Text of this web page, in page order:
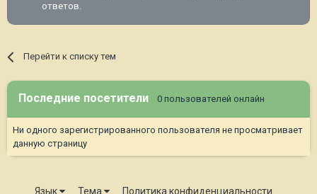
ответов.
Перейти к списку тем
Последние посетители 0 пользователей онлайн
Ни одного зарегистрированного пользователя не просматривает
данную страницу
Язык Тема Политика конфиденциальности